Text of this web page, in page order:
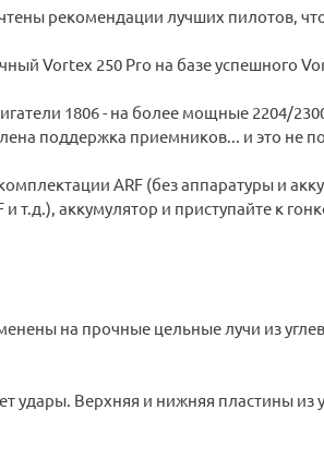
рекомендации лучших пилотов,
Vortex 250 Pro на базе успешного
1806 - на более мощные 2204/
поддержка приемников... и это не
ARF (без аппаратуры и
и т.д.), аккумулятор и приступайте к
на прочные цельные лучи из
удары. Верхняя и нижняя пластины